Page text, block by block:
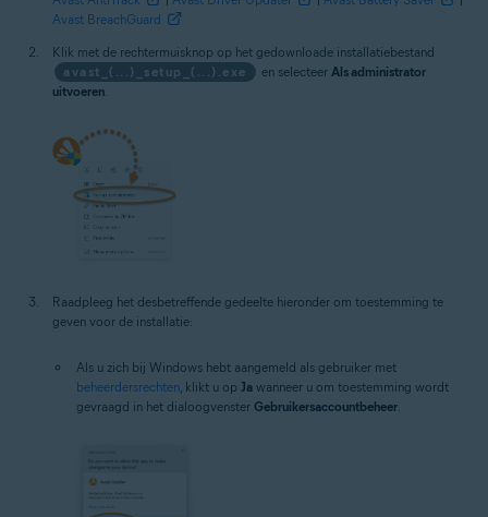
Avast BreachGuard
Klik met de rechtermuisknop op het gedownloade installatiebestand
avast_(...)_setup_(...).exe
en selecteer Als administrator
uitvoeren
Raadpleeg het desbetreffende gedeelte hieronder om toestemming te
geven voor de installatie:
Als u zich bij Windows hebt aangemeld als gebruiker met
beheerdersrechten , klikt u op Ja wanneer u om toestemming wordt
gevraagd in het dialoogvenster Gebruikersaccountbeheer